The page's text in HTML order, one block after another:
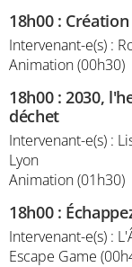
18h00:
Intervenant-e(s) :
Animation (00h30)
18h00:2030,
déchet
Intervenant-e(s) :
Lyon
Animation (01h30)
18h00:
Intervenant-e(s) :
Escape Game